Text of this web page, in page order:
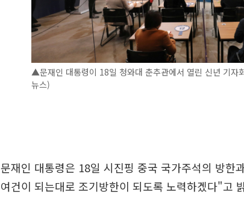
▲문재인 대통령이 18일 청와대 춘추관에서 열린 신년 기자
뉴스)
문재인 대통령은 18일 시진핑 중국 국가주석의 방한
여건이 되는대로 조기방한이 되도록 노력하겠다"고